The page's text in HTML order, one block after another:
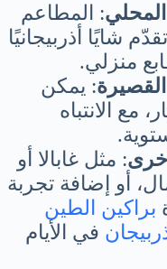
: المطاعم
شايًا أذربيجانيًا
منزلي.
: يمكن
مع الانتباه
: مثل غابالا أو
أو إضافة تجربة
براكين الطين
في الأيام